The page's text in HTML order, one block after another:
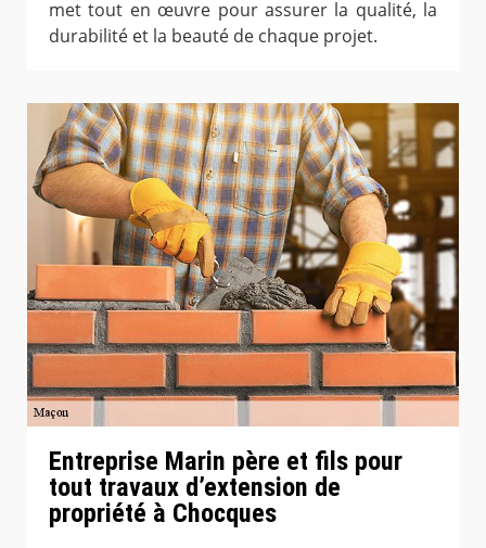
met tout en œuvre pour assurer la qualité, la
durabilité et la beauté de chaque projet.
Entreprise Marin père et fils pour
tout travaux d’extension de
propriété à Chocques